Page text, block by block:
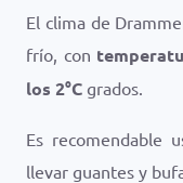
El clima de
frío, con
los 2°C grados.
Es recomendable
llevar guantes y